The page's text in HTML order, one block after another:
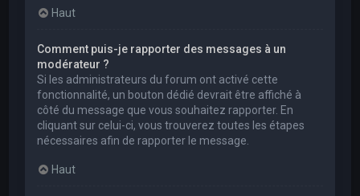
Haut
Comment puis-je rapporter des messages à un
modérateur ?
Si les administrateurs du forum ont activé cette
fonctionnalité, un bouton dédié devrait être affiché à
côté du message que vous souhaitez rapporter. En
cliquant sur celui-ci, vous trouverez toutes les étapes
nécessaires afin de rapporter le message.
Haut